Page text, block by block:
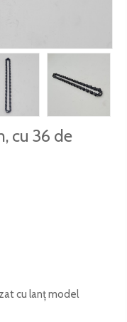
cu 36 de
cu lanț model